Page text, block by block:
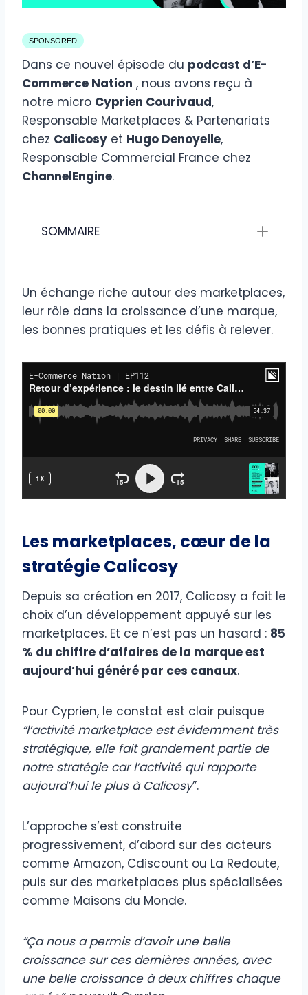
SPONSORED
Dans ce nouvel épisode du podcast d’E-
Commerce Nation , nous avons reçu à
notre micro Cyprien Courivaud,
Responsable Marketplaces & Partenariats
chez Calicosy et Hugo Denoyelle,
Responsable Commercial France chez
ChannelEngine.
SOMMAIRE
Un échange riche autour des marketplaces,
leur rôle dans la croissance d’une marque,
les bonnes pratiques et les défis à relever.
Les marketplaces, cœur de la
stratégie Calicosy
Depuis sa création en 2017, Calicosy a fait le
choix d’un développement appuyé sur les
marketplaces. Et ce n’est pas un hasard : 85
% du chiffre d’affaires de la marque est
aujourd’hui généré par ces canaux.
Pour Cyprien, le constat est clair puisque
“l’activité marketplace est évidemment très
stratégique, elle fait grandement partie de
notre stratégie car l’activité qui rapporte
aujourd’hui le plus à Calicosy”.
L’approche s’est construite
progressivement, d’abord sur des acteurs
comme Amazon, Cdiscount ou La Redoute,
puis sur des marketplaces plus spécialisées
comme Maisons du Monde.
“Ça nous a permis d’avoir une belle
croissance sur ces dernières années, avec
une belle croissance à deux chiffres chaque